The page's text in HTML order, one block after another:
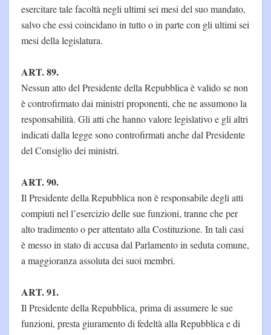
esercitare tale facoltà negli ultimi sei mesi del suo mandato,
salvo che essi coincidano in tutto o in parte con gli ultimi sei
mesi della legislatura.
ART. 89.
Nessun atto del Presidente della Repubblica è valido se non
è controfirmato dai ministri proponenti, che ne assumono la
responsabilità. Gli atti che hanno valore legislativo e gli altri
indicati dalla legge sono controfirmati anche dal Presidente
del Consiglio dei ministri.
ART. 90.
Il Presidente della Repubblica non è responsabile degli atti
compiuti nel l’esercizio delle sue funzioni, tranne che per
alto tradimento o per attentato alla Costituzione. In tali casi
è messo in stato di accusa dal Parlamento in seduta comune,
a maggioranza assoluta dei suoi membri.
ART. 91.
Il Presidente della Repubblica, prima di assumere le sue
funzioni, presta giuramento di fedeltà alla Repubblica e di